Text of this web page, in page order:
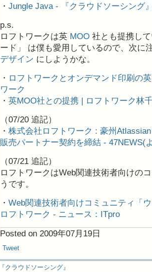
・ Jungle Java - 『クラウドソーシング
p.s.
ロフトワークは英 MOO 社とも提携し
ード」 は僕も愛用しているので、次に
デザイン にしようかな。
・ ロフトワークとオンデマンド印刷の
ワーク
・ 英MOO社との提携 | ロフトワーク林
（07/20 追記）
・ 株式会社ロフトワーク : 豪州
販売パートナー契約を締結 - 47NEWS(
（07/21 追記）
ロフトワークはWeb関連技術者向けの
うです。
・ Web関連技術者向けコミュニティ「
ロフトワーク - ニュース：ITpro
Posted on 2009年07月19日
Tweet
『クラウドソーシング』